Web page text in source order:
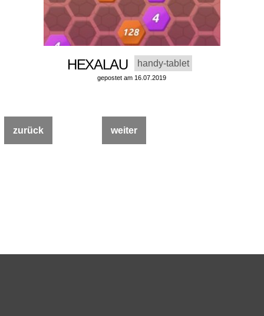
HEXALAU handy-tablet
gepostet am 16.07.2019
zurück weiter